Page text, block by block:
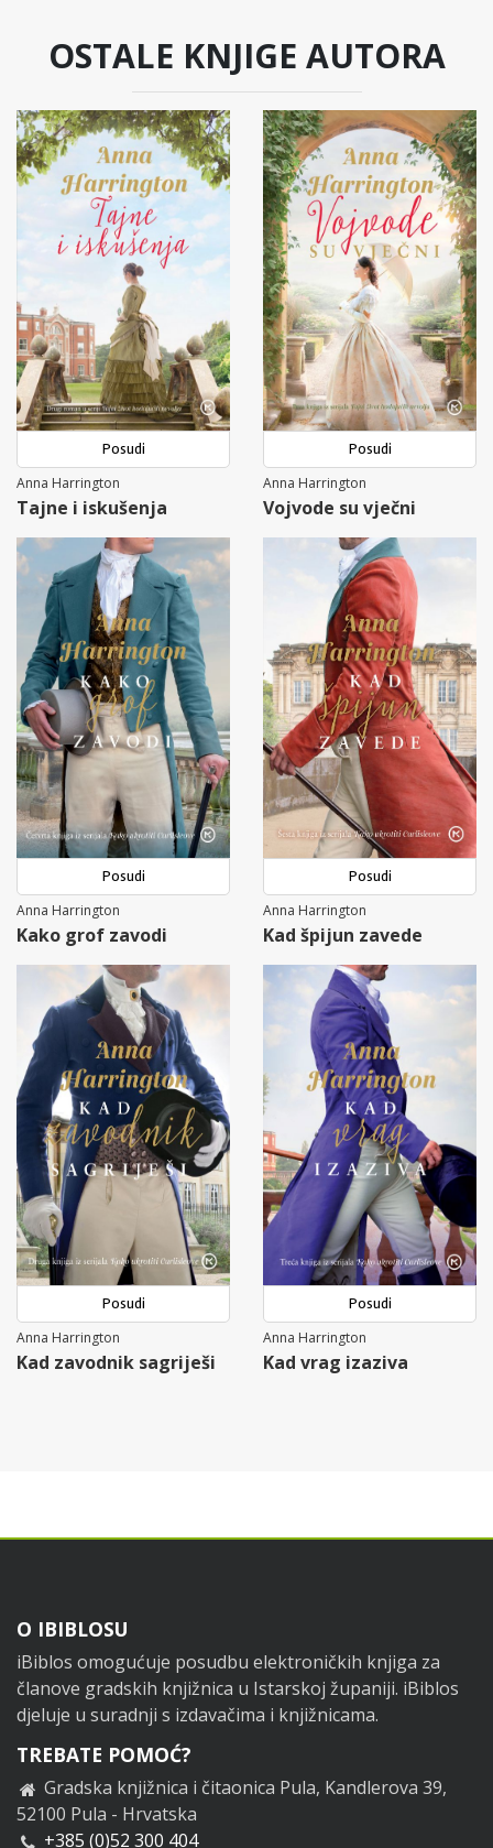
OSTALE KNJIGE AUTORA
Posudi
Anna Harrington
Tajne i iskušenja
Posudi
Anna Harrington
Vojvode su vječni
Posudi
Anna Harrington
Kako grof zavodi
Posudi
Anna Harrington
Kad špijun zavede
Posudi
Anna Harrington
Kad zavodnik sagriješi
Posudi
Anna Harrington
Kad vrag izaziva
Footer
O IBIBLOSU
iBiblos omogućuje posudbu elektroničkih knjiga za
članove gradskih knjižnica u Istarskoj županiji. iBiblos
djeluje u suradnji s izdavačima i knjižnicama.
TREBATE POMOĆ?
Gradska knjižnica i čitaonica Pula, Kandlerova 39,
52100 Pula - Hrvatska
+385 (0)52 300 404